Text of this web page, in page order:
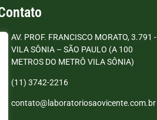
AV. PROF. FRANCISCO MORATO, 3.791 -
VILA SÔNIA – SÃO PAULO (A 100
METROS DO METRÔ VILA SÔNIA)
(11) 3742-2216
contato@laboratoriosaovicente.com.br